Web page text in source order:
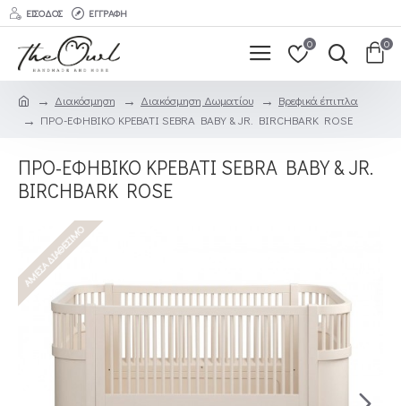
ΕΊΣΟΔΟΣ ΕΓΓΡΑΦΉ
0 0
Διακόσμηση Διακόσμηση Δωματίου
Βρεφικά έπιπλα
ΠΡΟ-ΕΦΗΒΙΚΟ ΚΡΕΒΑΤΙ SEBRA BABY & JR. BIRCHBARK ROSE
ΠΡΟ-ΕΦΗΒΙΚΟ ΚΡΕΒΑΤΙ SEBRA BABY & JR.
BIRCHBARK ROSE
ΆΜΕΣΑ ΔΙΑΘΈΣΙΜΟ